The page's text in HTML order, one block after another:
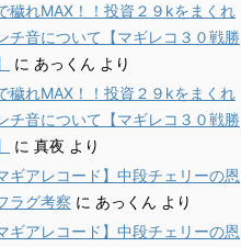
穢れMAX！！投資２９kをまくれ
チ音について【マギレコ３０戦勝
に あっくん より
穢れMAX！！投資２９kをまくれ
チ音について【マギレコ３０戦勝
に 真夜 より
ギアレコード】中段チェリーの恩
ラグ考察 に あっくん より
ギアレコード】中段チェリーの恩